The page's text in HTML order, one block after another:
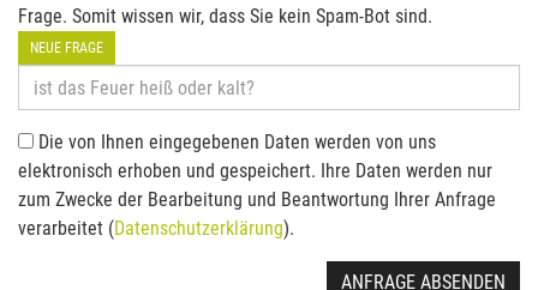
Frage. Somit wissen wir, dass Sie kein Spam-Bot sind.
NEUE FRAGE
Die von Ihnen eingegebenen Daten werden von uns
elektronisch erhoben und gespeichert. Ihre Daten werden nur
zum Zwecke der Bearbeitung und Beantwortung Ihrer Anfrage
verarbeitet (Datenschutzerklärung).
ANFRAGE ABSENDEN